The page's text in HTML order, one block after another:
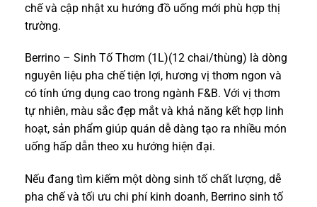
chế và cập nhật xu hướng đồ uống mới phù hợp thị
trường.
Berrino – Sinh Tố Thơm (1L)(12 chai/thùng) là dòng
nguyên liệu pha chế tiện lợi, hương vị thơm ngon và
có tính ứng dụng cao trong ngành F&B. Với vị thơm
tự nhiên, màu sắc đẹp mắt và khả năng kết hợp linh
hoạt, sản phẩm giúp quán dễ dàng tạo ra nhiều món
uống hấp dẫn theo xu hướng hiện đại.
Nếu đang tìm kiếm một dòng sinh tố chất lượng, dễ
pha chế và tối ưu chi phí kinh doanh, Berrino sinh tố